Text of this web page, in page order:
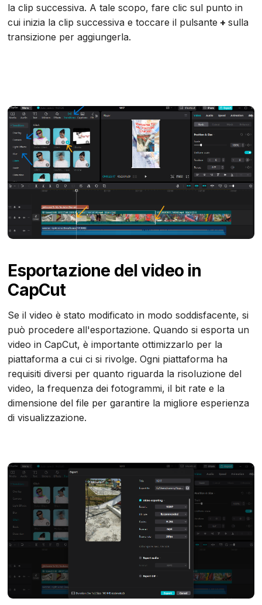
la clip successiva. A tale scopo, fare clic sul punto in
cui inizia la clip successiva e toccare il pulsante +sulla
transizione per aggiungerla.
Esportazione del video in
CapCut
Se il video è stato modificato in modo soddisfacente, si
può procedere all'esportazione. Quando si esporta un
video in CapCut, è importante ottimizzarlo per la
piattaforma a cui ci si rivolge. Ogni piattaforma ha
requisiti diversi per quanto riguarda la risoluzione del
video, la frequenza dei fotogrammi, il bit rate e la
dimensione del file per garantire la migliore esperienza
di visualizzazione.